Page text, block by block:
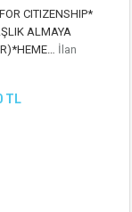
CITIZENSHIP*
ALMAYA
İlan
TL